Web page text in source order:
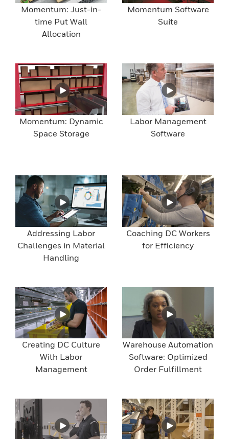
Momentum: Just-in-
time Put Wall
Allocation
Momentum Software
Suite
Momentum: Dynamic
Space Storage
Labor Management
Software
Addressing Labor
Challenges in Material
Handling
Coaching DC Workers
for Efficiency
Creating DC Culture
With Labor
Management
Warehouse Automation
Software: Optimized
Order Fulfillment